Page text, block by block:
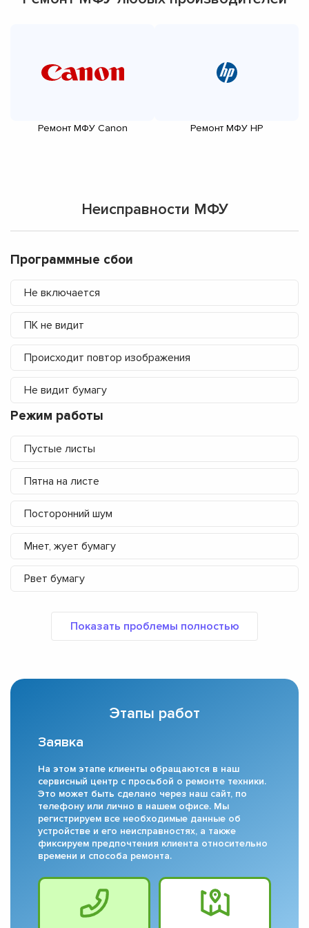
Ремонт МФУ Canon Ремонт МФУ HP
Неисправности МФУ
Программные сбои
Не включается
ПК не видит
Происходит повтор изображения
Не видит бумагу
Режим работы
Пустые листы
Пятна на листе
Посторонний шум
Мнет, жует бумагу
Рвет бумагу
Этапы работ
Заявка
На этом этапе клиенты обращаются в наш
сервисный центр с просьбой о ремонте техники.
Это может быть сделано через наш сайт, по
телефону или лично в нашем офисе. Мы
регистрируем все необходимые данные об
устройстве и его неисправностях, а также
фиксируем предпочтения клиента относительно
времени и способа ремонта.